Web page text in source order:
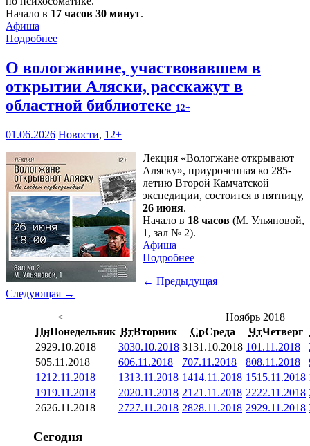
Начало в 17 часов 30 минут.
Афиша
Подробнее
О вологжанине, участвовавшем в
открытии Аляски, расскажут в
областной библиотеке 12+
01.06.2026 Новости, 12+
Лекция «Вологжане открывают
Аляску», приуроченная ко 285-
летию Второй Камчатской
экспедиции, состоится в пятницу,
26 июня.
Начало в 18 часов (М. Ульяновой,
1, зал № 2).
Афиша
Подробнее
← Предыдущая
Следующая →
<
Ноябрь 2018
ПнПонедельник ВтВторник СрСреда ЧтЧетверг
2929.10.2018 3030.10.2018 3131.10.2018 101.11.2018
505.11.2018 606.11.2018 707.11.2018 808.11.2018
1212.11.2018 1313.11.2018 1414.11.2018 1515.11.2018
1919.11.2018 2020.11.2018 21 21.11.2018 2222.11.2018
2626.11.2018 2727.11.2018 2828.11.2018 2929.11.2018
Сегодня